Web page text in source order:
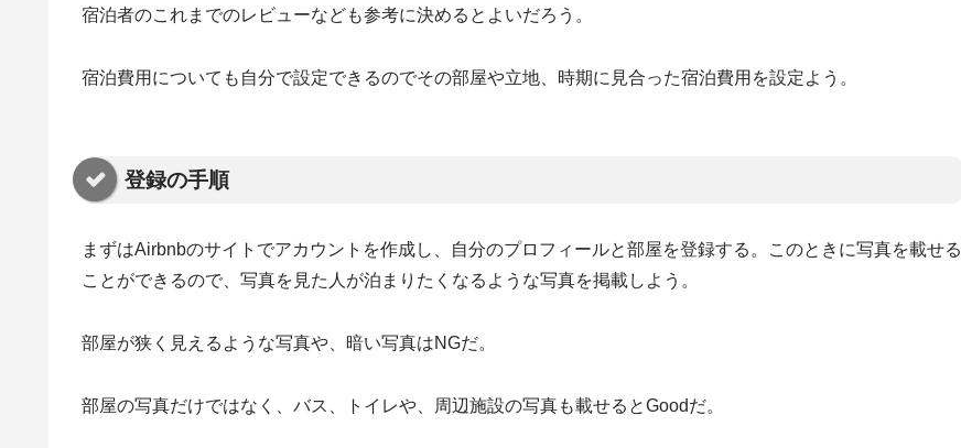
宿泊者のこれまでのレビューなども参考に決めるとよいだろう。
宿泊費用についても自分で設定できるのでその部屋や立地、時期に見合った宿泊費用を設定よう。
登録の手順
まずはAirbnbのサイトでアカウントを作成し、自分のプロフィールと部屋を登録する。このときに写真を載せる
ことができるので、写真を見た人が泊まりたくなるような写真を掲載しよう。
部屋が狭く見えるような写真や、暗い写真はNGだ。
部屋の写真だけではなく、バス、トイレや、周辺施設の写真も載せるとGoodだ。